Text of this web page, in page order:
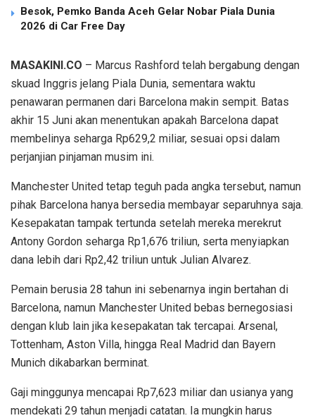
Besok, Pemko Banda Aceh Gelar Nobar Piala Dunia
2026 di Car Free Day
MASAKINI.CO – Marcus Rashford telah bergabung dengan
skuad Inggris jelang Piala Dunia, sementara waktu
penawaran permanen dari Barcelona makin sempit. Batas
akhir 15 Juni akan menentukan apakah Barcelona dapat
membelinya seharga Rp629,2 miliar, sesuai opsi dalam
perjanjian pinjaman musim ini.
Manchester United tetap teguh pada angka tersebut, namun
pihak Barcelona hanya bersedia membayar separuhnya saja.
Kesepakatan tampak tertunda setelah mereka merekrut
Antony Gordon seharga Rp1,676 triliun, serta menyiapkan
dana lebih dari Rp2,42 triliun untuk Julian Alvarez.
Pemain berusia 28 tahun ini sebenarnya ingin bertahan di
Barcelona, namun Manchester United bebas bernegosiasi
dengan klub lain jika kesepakatan tak tercapai. Arsenal,
Tottenham, Aston Villa, hingga Real Madrid dan Bayern
Munich dikabarkan berminat.
Gaji minggunya mencapai Rp7,623 miliar dan usianya yang
mendekati 29 tahun menjadi catatan. Ia mungkin harus